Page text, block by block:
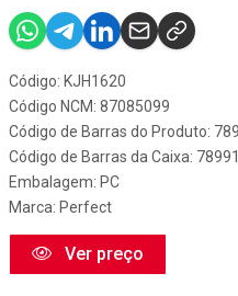
Código: KJH1620
Código NCM: 87085099
Código de Barras do Produto:
Código de Barras da Caixa:
Embalagem: PC
Marca: Perfect
Ver preço